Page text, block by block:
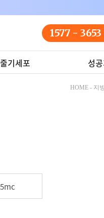
1577 - 3653
기세포 성
HOME - 지